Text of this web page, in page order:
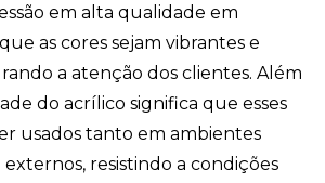
em alta qualidade em
as cores sejam vibrantes e
a atenção dos clientes. Além
do acrílico significa que esses
usados tanto em ambientes
resistindo a condições